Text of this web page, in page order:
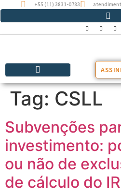
+55 (11) 3831-0783
Tag: CSLL
Subvenções
investimento:
ou não de
de cálculo do